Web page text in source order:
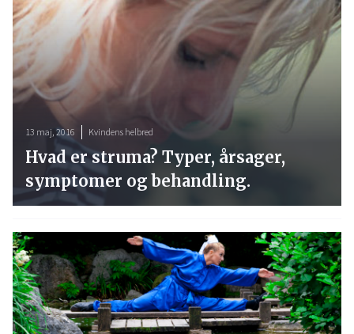
13 maj, 2016 Kvindens helbred
Hvad er struma? Typer, årsager,
symptomer og behandling.